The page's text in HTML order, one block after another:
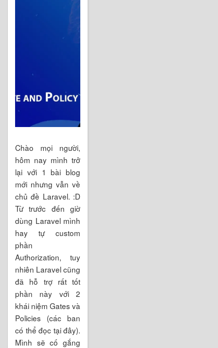
Chào mọi người,
hôm nay mình trở
lại với 1 bài blog
mới nhưng vẫn về
chủ đề Laravel. :D
Từ trước đến giờ
dùng Laravel mình
hay tự custom
phần
Authorization, tuy
nhiên Laravel cũng
đã hỗ trợ rất tốt
phần này với 2
khái niệm Gates và
Policies (các ban
có thể đọc tại đây).
Mình sẽ cố gắng